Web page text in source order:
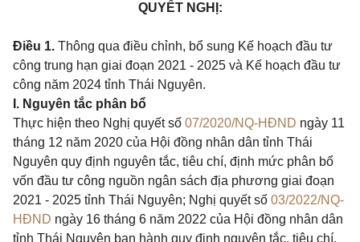
QUYẾT NGHỊ:
Điều 1. Thông qua điều chỉnh, bổ sung Kế hoạch đầu tư
công trung hạn giai đoạn 2021 - 2025 và Kế hoạch đầu tư
công năm 2024 tỉnh Thái Nguyên.
I. Nguyên tắc phân bổ
Thực hiện theo Nghị quyết số 07/2020/NQ-HĐND ngày 11
tháng 12 năm 2020 của Hội đồng nhân dân tỉnh Thái
Nguyên quy định nguyên tắc, tiêu chí, định mức phân bổ
vốn đầu tư công nguồn ngân sách địa phương giai đoạn
2021 - 2025 tỉnh Thái Nguyên; Nghị quyết số 03/2022/NQ-
HĐND ngày 16 tháng 6 năm 2022 của Hội đồng nhân dân
tỉnh Thái Nguyên ban hành quy định nguyên tắc, tiêu chí,